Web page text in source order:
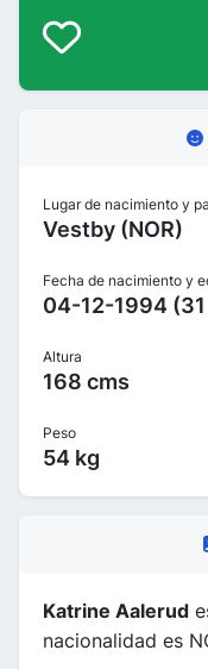
Lugar de nacimiento y
Vestby (NOR)
Fecha de nacimiento y
04-12-1994
Altura
168 cms
Peso
54 kg
Katrine Aalerud
nacionalidad es